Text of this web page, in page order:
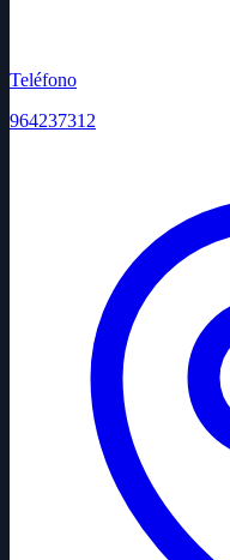
Teléfono
964237312